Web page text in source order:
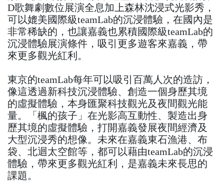
D歌舞劇數位展演全息加上森林沈浸式光影秀，
可以媲美國際級teamLab的沉浸體驗，在國內是
非常稀缺的，也讓嘉義也累積國際級teamLab的
沉浸體驗展演條件，吸引更多遊客來嘉義，帶
來更多觀光紅利。
東京的teamLab每年可以吸引百萬人次的造訪，
像這透過新科技沉浸體驗、創造一個身歷其境
的虛擬體驗，本身匯聚科技觀光及夜間觀光能
量。「楓的孩子」在光影高互動性、製造出身
歷其境的虛擬體驗，打開嘉義發展夜間經濟及
大型沉浸秀的想像。未來在嘉義東石漁港、布
袋、北迴太空館等，都可以藉由teamLab的沉浸
體驗，帶來更多觀光紅利，是嘉義未來長思的
課題。